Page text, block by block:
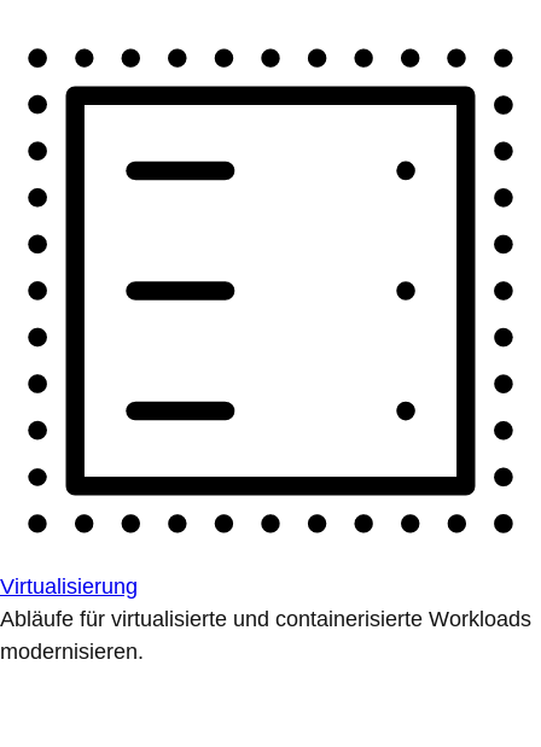
Virtualisierung
Abläufe für virtualisierte und containerisierte Workloads
modernisieren.